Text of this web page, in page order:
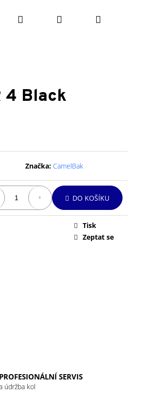
Výživa Údržba kola
Hledat PřihlášeníNákupní
4 Black
Značka: CamelBak
DO KOŠÍKU
Tisk
Zeptat se
PROFESIONÁLNÍ SERVIS
údržba kol
Následující